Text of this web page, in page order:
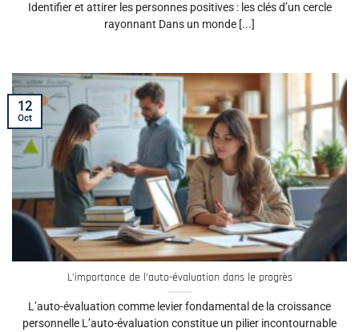
Identifier et attirer les personnes positives : les clés d’un cercle
rayonnant Dans un monde [...]
L’importance de l’auto-évaluation dans le progrès
L’auto-évaluation comme levier fondamental de la croissance
personnelle L’auto-évaluation constitue un pilier incontournable
12
Oct